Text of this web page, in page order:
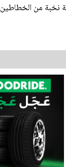
نخبة من الخطاطين